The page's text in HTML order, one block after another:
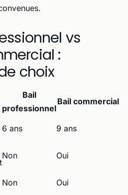
vs
:
choix
Bail
professionnel
Bail commercial
6 ans 9 ans
Non Oui
Non Oui